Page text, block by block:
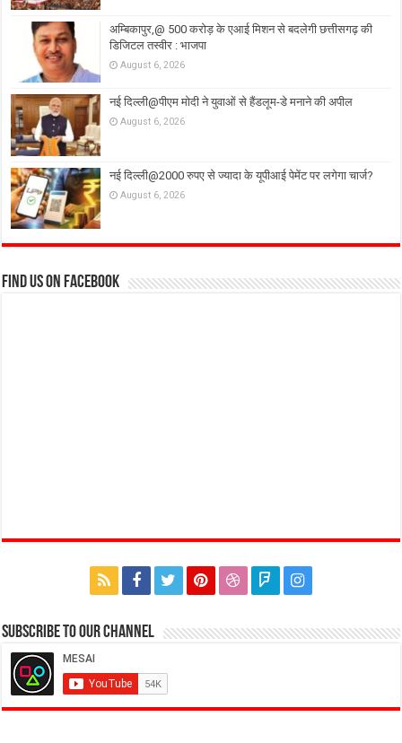
अम्बिकापुर,@ 500 करोड़ के एआई मिशन से बदलेगी छत्तीसगढ़ की
डिजिटल तस्वीर : भाजपा
August 6, 2026
नई दिल्ली@पीएम मोदी ने युवाओं से हैंडलूम-डे मनाने की अपील
August 6, 2026
नई दिल्ली@2000 रुपए से ज्यादा के यूपीआई पेमेंट पर लगेगा चार्ज?
August 6, 2026
Find us on Facebook
Subscribe to our Channel